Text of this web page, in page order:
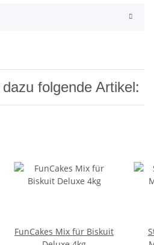
folgende Artikel:
FunCakes Mix für Biskuit